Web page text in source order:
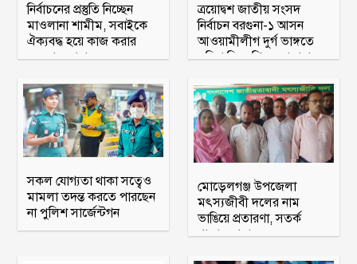
নির্বাচনের প্রস্তুতি নিচ্ছেন
মাওলানা শামীম, সবাইকে
ঐক্যবদ্ধ হয়ে কাজ করার
অহব্বান জানান
ত্রয়োদ্বশ জাতীয় সংসদ
নির্বাচন বরগুনা-১ আসন
আওয়ামীলীগ দুর্গ ভাঙ্গতে
মরিয়া বিএনপি ও জামায়াত
সকল যোগ্যতা থাকা সত্বেও
মামলা তদন্ত করতে পারছেন
না পুলিশ সার্জেন্টগন
মোড়েলগঞ্জ উপজেলা
মৎস্যজীবী দলের নাম
ভাঙিয়ে প্রতারণা, সতর্ক
থাকার আহ্বান